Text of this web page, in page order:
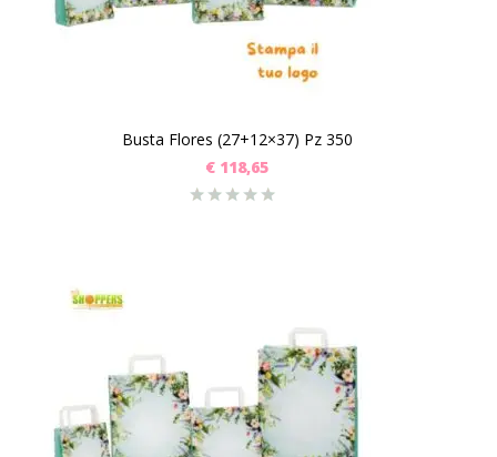
Busta Flores (27+12×37) Pz 350
€ 118,65